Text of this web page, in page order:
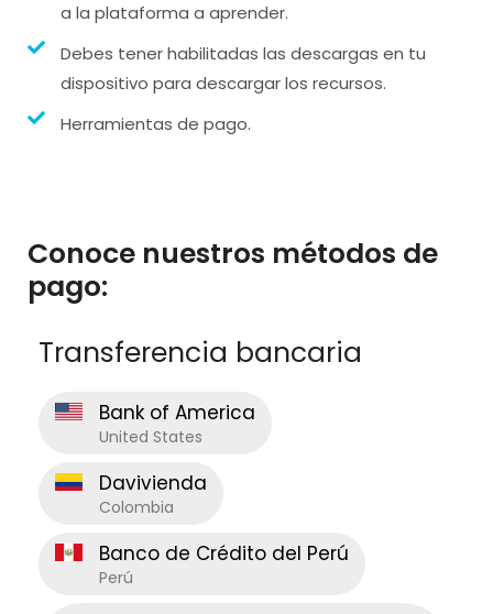
a la plataforma a aprender.
Debes tener habilitadas las descargas en tu
dispositivo para descargar los recursos.
Herramientas de pago.
Conoce nuestros métodos de
pago:
Transferencia bancaria
Bank of America
United States
Davivienda
Colombia
Banco de Crédito del Perú
Perú